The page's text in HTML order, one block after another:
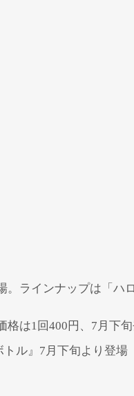
ラインナップは「ハ
は1回400円、7月下旬